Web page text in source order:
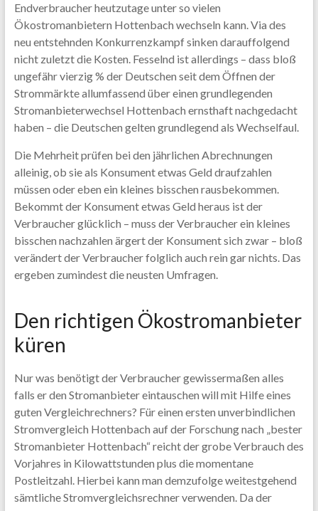
Endverbraucher heutzutage unter so vielen
Ökostromanbietern Hottenbach wechseln kann. Via des
neu entstehnden Konkurrenzkampf sinken darauffolgend
nicht zuletzt die Kosten. Fesselnd ist allerdings – dass bloß
ungefähr vierzig % der Deutschen seit dem Öffnen der
Strommärkte allumfassend über einen grundlegenden
Stromanbieterwechsel Hottenbach ernsthaft nachgedacht
haben – die Deutschen gelten grundlegend als Wechselfaul.
Die Mehrheit prüfen bei den jährlichen Abrechnungen
alleinig, ob sie als Konsument etwas Geld draufzahlen
müssen oder eben ein kleines bisschen rausbekommen.
Bekommt der Konsument etwas Geld heraus ist der
Verbraucher glücklich – muss der Verbraucher ein kleines
bisschen nachzahlen ärgert der Konsument sich zwar – bloß
verändert der Verbraucher folglich auch rein gar nichts. Das
ergeben zumindest die neusten Umfragen.
Den richtigen Ökostromanbieter
küren
Nur was benötigt der Verbraucher gewissermaßen alles
falls er den Stromanbieter eintauschen will mit Hilfe eines
guten Vergleichrechners? Für einen ersten unverbindlichen
Stromvergleich Hottenbach auf der Forschung nach „bester
Stromanbieter Hottenbach“ reicht der grobe Verbrauch des
Vorjahres in Kilowattstunden plus die momentane
Postleitzahl. Hierbei kann man demzufolge weitestgehend
sämtliche Stromvergleichsrechner verwenden. Da der